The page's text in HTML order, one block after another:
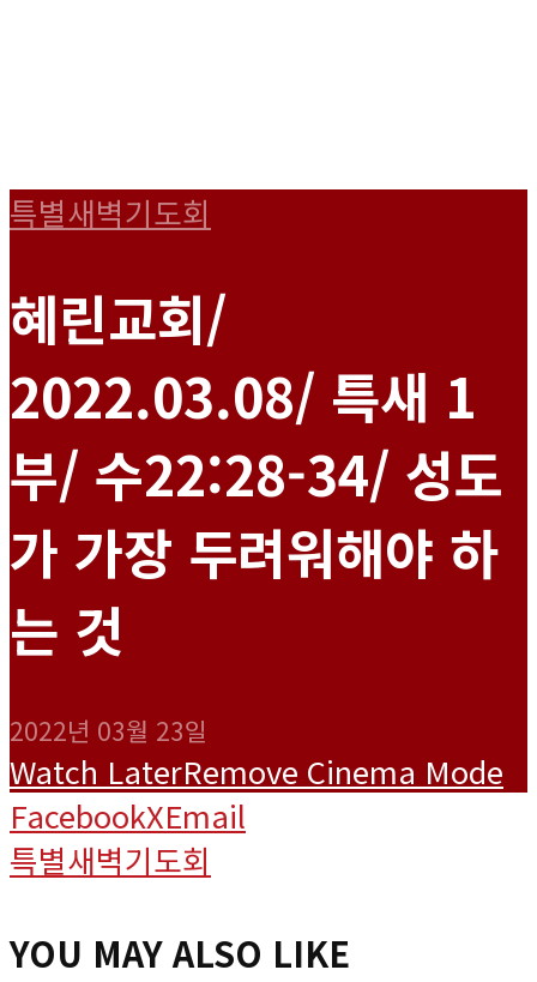
특별새벽기도회
혜린교회/
2022.03.08/ 특새 1
부/ 수22:28-34/ 성도
가 가장 두려워해야 하
는 것
2022년 03월 23일
Watch LaterRemove Cinema Mode
FacebookXEmail
특별새벽기도회
YOU MAY ALSO LIKE